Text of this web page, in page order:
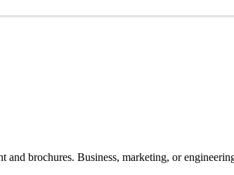
brochures. Business, marketing, or